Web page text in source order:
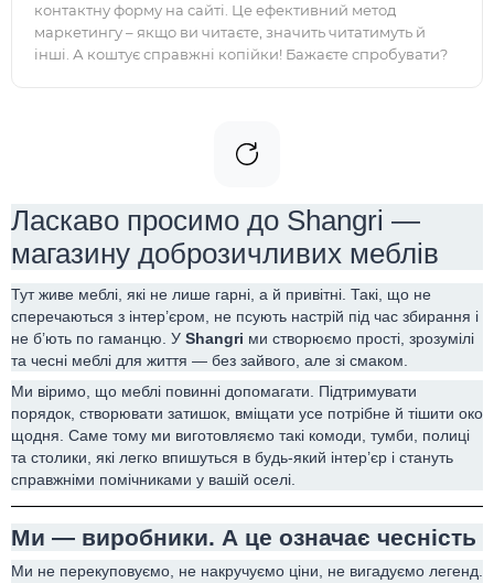
контактну форму на сайті. Це ефективний метод
маркетингу – якщо ви читаєте, значить читатимуть й
інші. А коштує справжні копійки! Бажаєте спробувати?
Ласкаво просимо до Shangri —
магазину доброзичливих меблів
Тут живе меблі, які не лише гарні, а й привітні. Такі, що не
сперечаються з інтер’єром, не псують настрій під час збирання і
не б’ють по гаманцю. У Shangri ми створюємо прості, зрозумілі
та чесні меблі для життя — без зайвого, але зі смаком.
Ми віримо, що меблі повинні допомагати. Підтримувати
порядок, створювати затишок, вміщати усе потрібне й тішити око
щодня. Саме тому ми виготовляємо такі комоди, тумби, полиці
та столики, які легко впишуться в будь-який інтер’єр і стануть
справжніми помічниками у вашій оселі.
Ми — виробники. А це означає чесність
Ми не перекуповуємо, не накручуємо ціни, не вигадуємо легенд.